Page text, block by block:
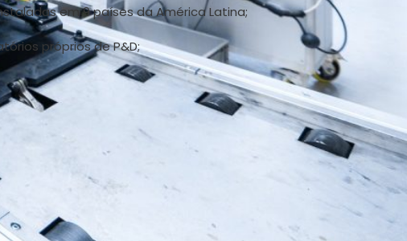
em 9 países da América Latina;
próprios de P&D;